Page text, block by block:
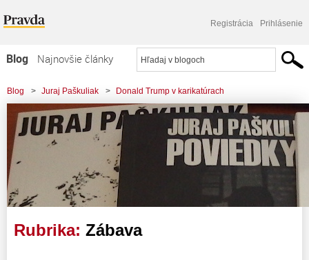
Registrácia Prihlásenie
Blog
Najnovšie články
Najčítanejšie články
Najkomentovanejšie články
Zoznam blogov
Komerčné blogy
Blog > Juraj Paškuliak > Donald Trump v karikatúrach
Rubrika: Zábava